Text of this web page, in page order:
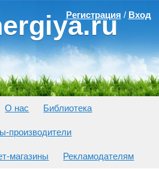
Регистрация / Вход
О нас Библиотека
производители
магазины Рекламодателям